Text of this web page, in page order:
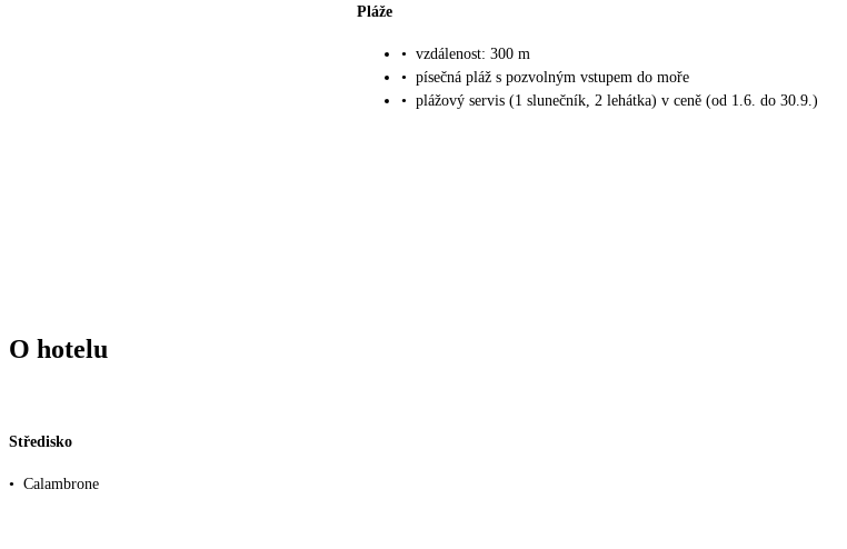
Pláže
• vzdálenost: 300 m
• písečná pláž s pozvolným vstupem do moře
• plážový servis (1 slunečník, 2 lehátka) v ceně (od 1.6. do 30.9.)
O hotelu
Středisko
• Calambrone